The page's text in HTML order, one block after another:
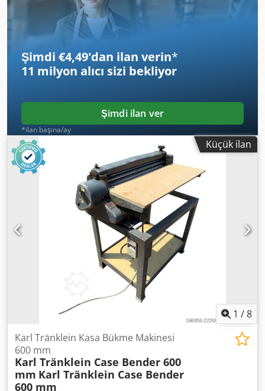
Şimdi €4,49'dan ilan verin*
11 milyon alıcı sizi bekliyor
Şimdi ilan ver
*ilan başına/ay
Küçük ilan
1 /8
Karl Tränklein Kasa Bükme Makinesi
600 mm
Karl Tränklein Case Bender 600
mm Karl Tränklein Case Bender
600 mm